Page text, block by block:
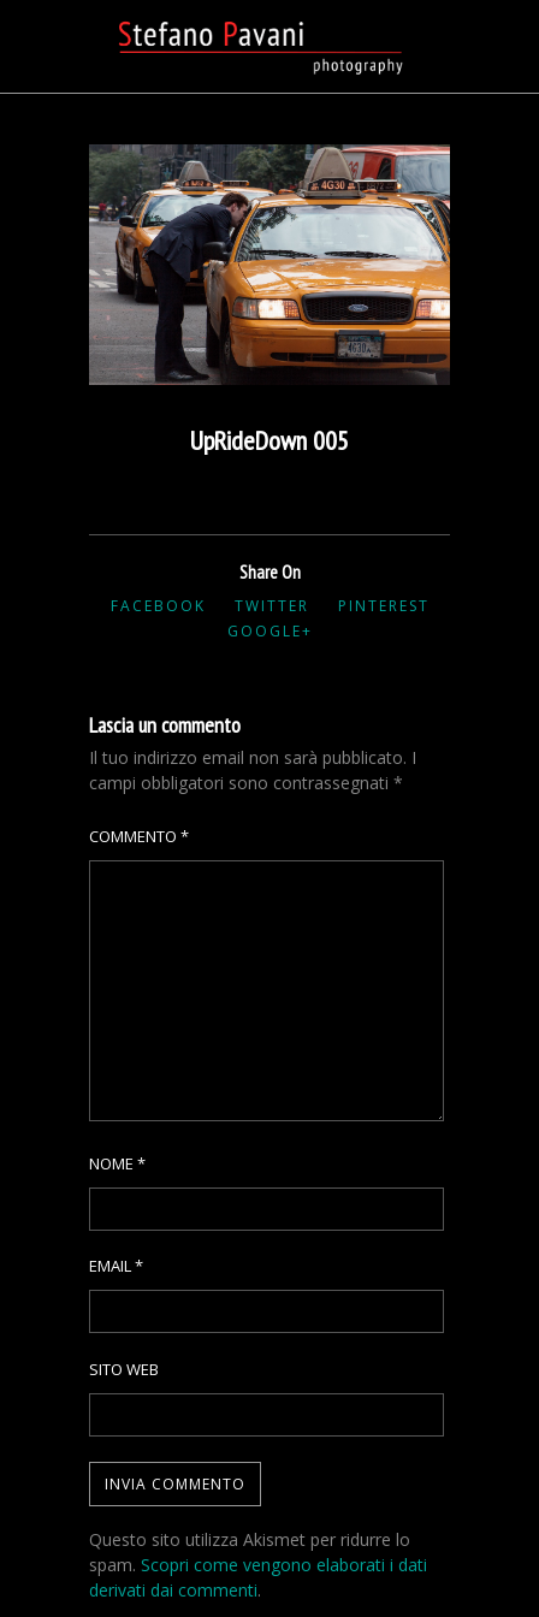
UpRideDown 005
Share On
FACEBOOK TWITTER
PINTEREST
GOOGLE+
Lascia un commento
Il tuo indirizzo email non sarà pubblicato. I
campi obbligatori sono contrassegnati *
COMMENTO *
NOME *
EMAIL*
SITO WEB
Questo sito utilizza Akismet per ridurre lo
spam. Scopri come vengono elaborati i dati
derivati dai commenti.